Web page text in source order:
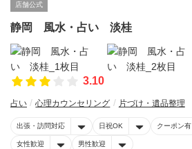
店舗公式
静岡 風水・占い 淡桂
3.10
占い 心理カウンセリング 片づけ・遺品整理
出張・訪問対応 日祝OK クーポン有
女性歓迎 男性歓迎